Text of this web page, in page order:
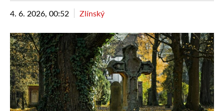
4. 6. 2026, 00:52 Zlínský